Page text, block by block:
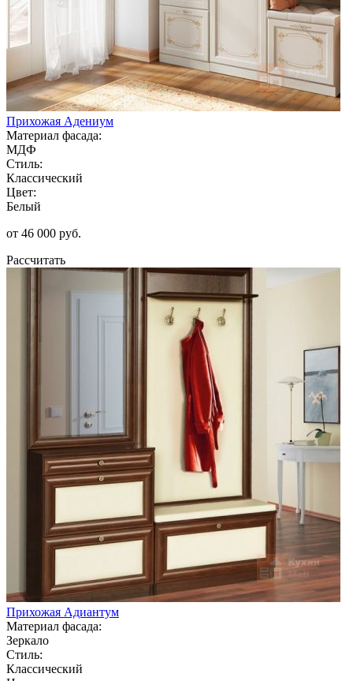
Прихожая Адениум
Материал фасада:
МДФ
Стиль:
Классический
Цвет:
Белый
от 46 000 руб.
Рассчитать
Прихожая Адиантум
Материал фасада:
Зеркало
Стиль:
Классический